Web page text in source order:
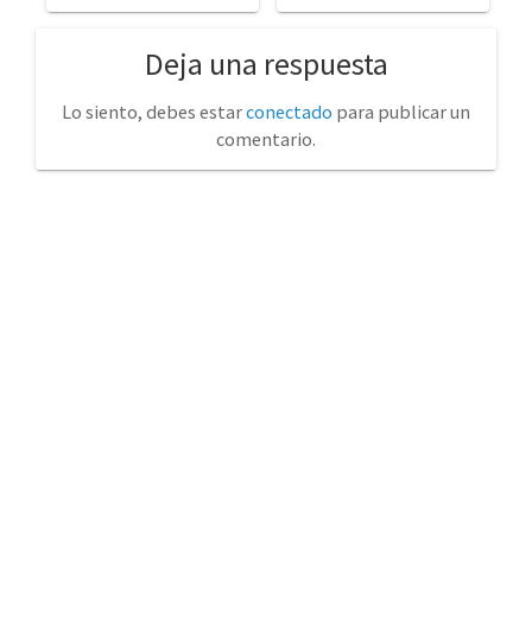
Deja una respuesta
Lo siento, debes estarconectado para publicar un
comentario.